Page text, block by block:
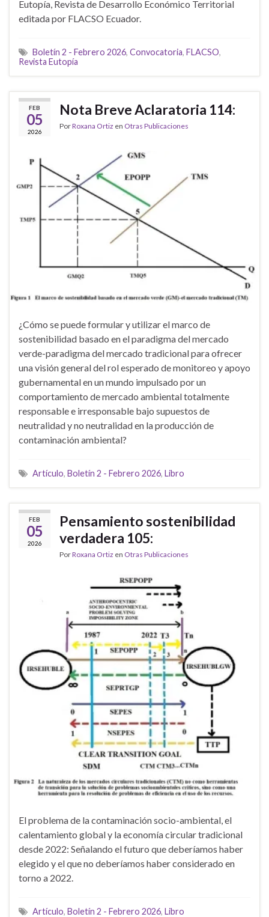
Eutopía, Revista de Desarrollo Económico Territorial
editada por FLACSO Ecuador.
Boletín 2 - Febrero 2026, Convocatoria, FLACSO,
Revista Eutopía
FEB
05
2026
Nota Breve Aclaratoria 114:
PorRoxana Ortiz en Otras Publicaciones
¿Cómo se puede formular y utilizar el marco de
sostenibilidad basado en el paradigma del mercado
verde-paradigma del mercado tradicional para ofrecer
una visión general del rol esperado de monitoreo y apoyo
gubernamental en un mundo impulsado por un
comportamiento de mercado ambiental totalmente
responsable e irresponsable bajo supuestos de
neutralidad y no neutralidad en la producción de
contaminación ambiental?
Artículo, Boletín 2 - Febrero 2026, Libro
FEB
05
2026
Pensamiento sostenibilidad
verdadera 105:
PorRoxana Ortiz en Otras Publicaciones
El problema de la contaminación socio-ambiental, el
calentamiento global y la economía circular tradicional
desde 2022: Señalando el futuro que deberíamos haber
elegido y el que no deberíamos haber considerado en
torno a 2022.
Artículo, Boletín 2 - Febrero 2026, Libro